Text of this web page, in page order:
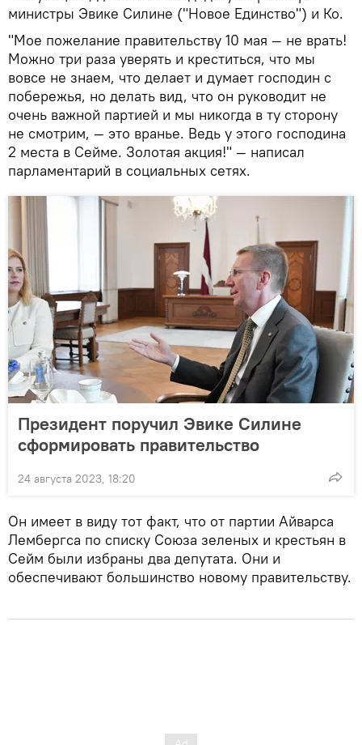
министры Эвике Силине ("Новое Единство") и Ко.
"Мое пожелание правительству 10 мая — не врать!
Можно три раза уверять и креститься, что мы
вовсе не знаем, что делает и думает господин с
побережья, но делать вид, что он руководит не
очень важной партией и мы никогда в ту сторону
не смотрим, — это вранье. Ведь у этого господина
2 места в Сейме. Золотая акция!" — написал
парламентарий в социальных сетях.
Президент поручил Эвике Силине
сформировать правительство
24 августа 2023, 18:20
Он имеет в виду тот факт, что от партии Айварса
Лембергса по списку Союза зеленых и крестьян в
Сейм были избраны два депутата. Они и
обеспечивают большинство новому правительству.